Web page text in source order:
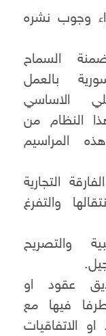
وجوب نشره
السماح
بالعمل
الاساسي
النظام من
المراسيم
التجارية
والتفرغ
والتصريح
عقود او
فيها مع
الاتفاقيات